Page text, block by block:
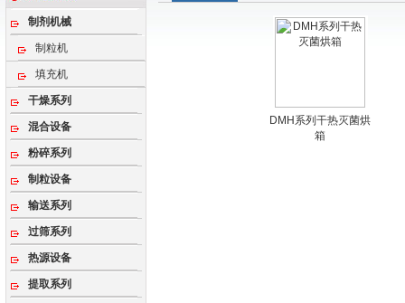
制剂机械
制粒机
填充机
干燥系列
混合设备
粉碎系列
制粒设备
输送系列
过筛系列
热源设备
提取系列
DMH系列干热灭菌烘
箱